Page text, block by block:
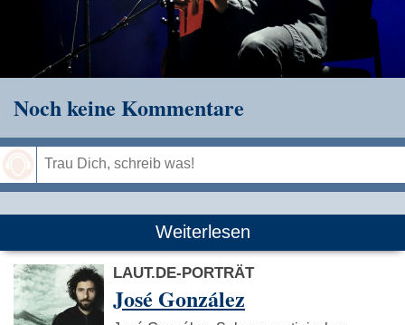
Noch keine Kommentare
Weiterlesen
LAUT.DE-PORTRÄT
José González